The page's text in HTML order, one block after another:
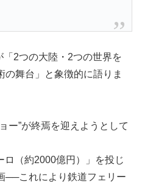
2つの大陸・2つの世界を
の舞台」と象徴的に語りま
ー”が終焉を迎えようとして
ロ（約2000億円）」を投じ
──これにより鉄道フェリー